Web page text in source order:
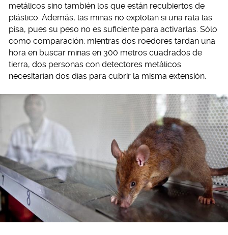
metálicos sino también los que están recubiertos de
plástico. Además, las minas no explotan si una rata las
pisa, pues su peso no es suficiente para activarlas. Sólo
como comparación: mientras dos roedores tardan una
hora en buscar minas en 300 metros cuadrados de
tierra, dos personas con detectores metálicos
necesitarían dos días para cubrir la misma extensión.